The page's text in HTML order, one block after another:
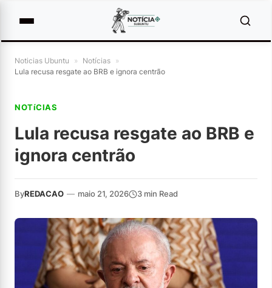
Noticias Ubuntu » Notícias »
Lula recusa resgate ao BRB e ignora centrão
NOTíCIAS
Lula recusa resgate ao BRB e
ignora centrão
ByREDACAO — maio 21, 2026 3 min Read